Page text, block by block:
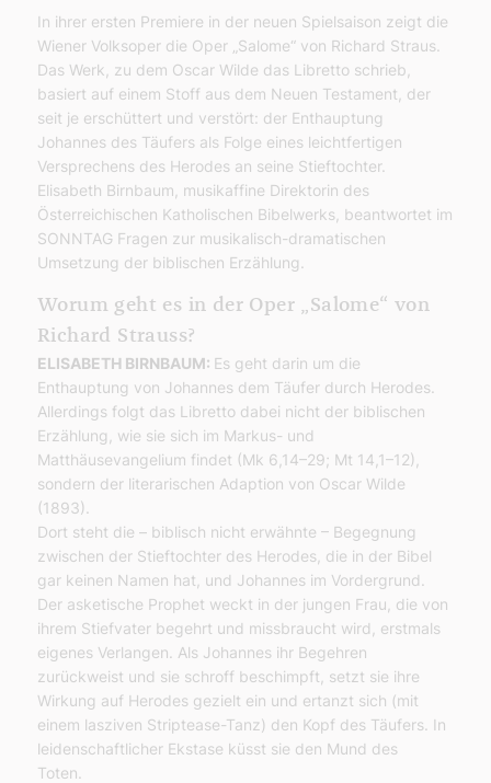
In ihrer ersten Premiere in der neuen Spielsaison zeigt die
Wiener Volksoper die Oper „Salome“ von Richard Straus.
Das Werk, zu dem Oscar Wilde das Libretto schrieb,
basiert auf einem Stoff aus dem Neuen Testament, der
seit je erschüttert und verstört: der Enthauptung
Johannes des Täufers als Folge eines leichtfertigen
Versprechens des Herodes an seine Stieftochter.
Elisabeth Birnbaum, musikaffine Direktorin des
Österreichischen Katholischen Bibelwerks, beantwortet im
SONNTAG Fragen zur musikalisch-dramatischen
Umsetzung der biblischen Erzählung.
Worum geht es in der Oper „Salome“ von
Richard Strauss?
ELISABETH BIRNBAUM: Es geht darin um die
Enthauptung von Johannes dem Täufer durch Herodes.
Allerdings folgt das Libretto dabei nicht der biblischen
Erzählung, wie sie sich im Markus- und
Matthäusevangelium findet (Mk 6,14–29; Mt 14,1–12),
sondern der literarischen Adaption von Oscar Wilde
(1893).
Dort steht die – biblisch nicht erwähnte – Begegnung
zwischen der Stieftochter des Herodes, die in der Bibel
gar keinen Namen hat, und Johannes im Vordergrund.
Der asketische Prophet weckt in der jungen Frau, die von
ihrem Stiefvater begehrt und missbraucht wird, erstmals
eigenes Verlangen. Als Johannes ihr Begehren
zurückweist und sie schroff beschimpft, setzt sie ihre
Wirkung auf Herodes gezielt ein und ertanzt sich (mit
einem lasziven Striptease-Tanz) den Kopf des Täufers. In
leidenschaftlicher Ekstase küsst sie den Mund des
Toten.